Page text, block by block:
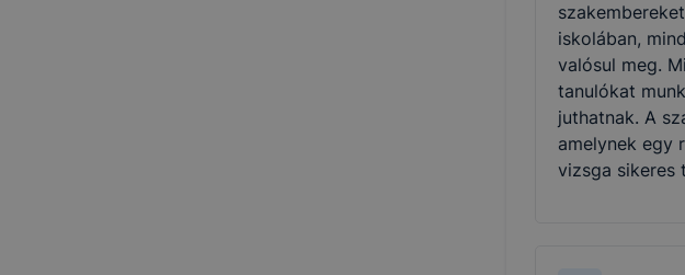
iskolában,
valósul meg.
tanulókat
juthatnak. A
amelynek egy
vizsga sikeres